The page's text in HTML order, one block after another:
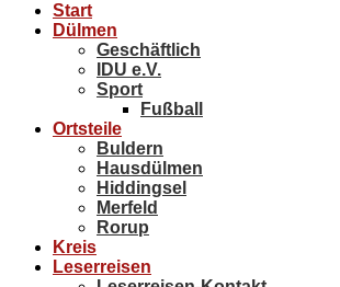
Start
Dülmen
Geschäftlich
IDU e.V.
Sport
Fußball
Ortsteile
Buldern
Hausdülmen
Hiddingsel
Merfeld
Rorup
Kreis
Leserreisen